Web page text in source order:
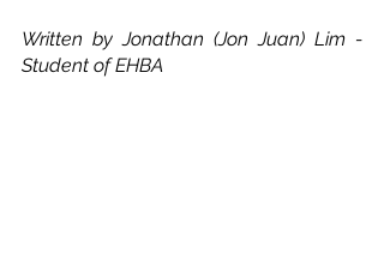
Written by Jonathan (Jon Juan) Lim -
Student of EHBA